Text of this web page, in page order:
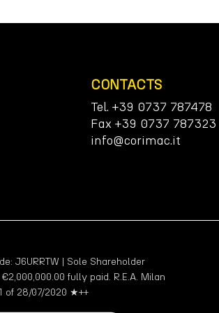
CONTACTS
Tel. +39 0737 787478
Fax +39 0737 787323
info@corimac.it
J6URRTW | Sole Shareholder
fully paid. R.E.A. Milan
of 28/07/2020 ★++